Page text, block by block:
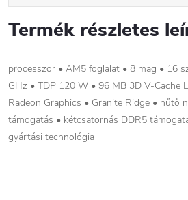
Termék részletes
processzor • AM5 foglalat • 8 mag • 16
GHz • TDP 120 W • 96 MB 3D V-Cache
Radeon Graphics • Granite Ridge • hűtő
támogatás • kétcsatornás DDR5
gyártási technológia